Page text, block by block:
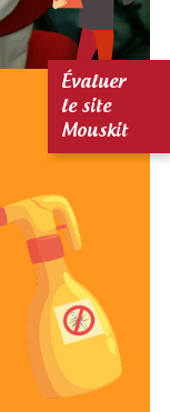
Évaluer
le site
Mouskit